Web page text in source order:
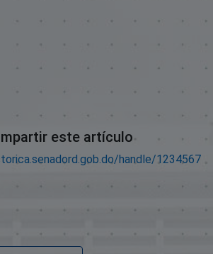
este artículo
handle/1234567